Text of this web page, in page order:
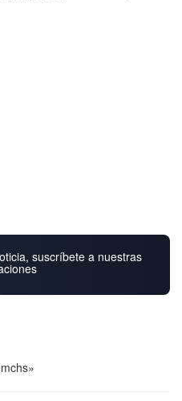
suscríbete a nuestras